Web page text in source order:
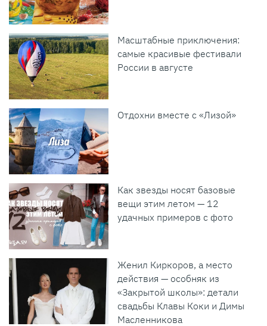
Масштабные приключения:
самые красивые фестивали
России в августе
Отдохни вместе с «Лизой»
Как звезды носят базовые
вещи этим летом — 12
удачных примеров с фото
Женил Киркоров, а место
действия — особняк из
«Закрытой школы»: детали
свадьбы Клавы Коки и Димы
Масленникова